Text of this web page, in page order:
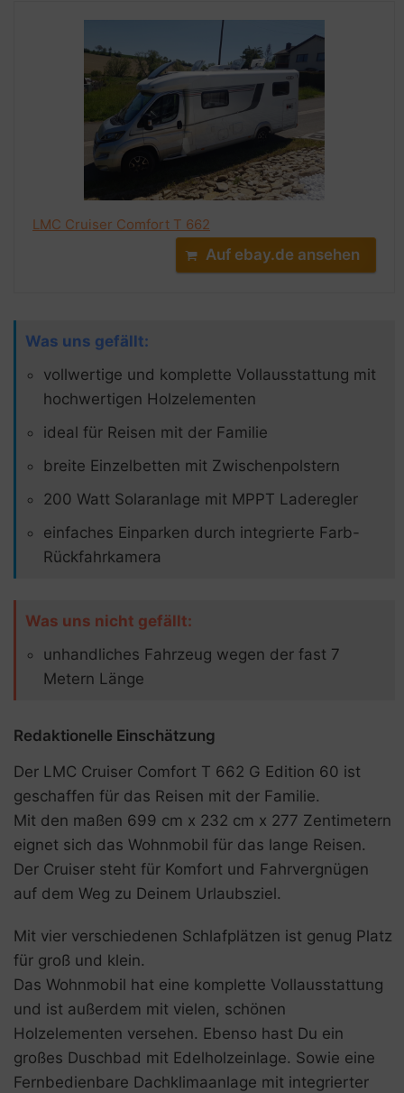
LMC Cruiser Comfort T 662
Auf ebay.de ansehen
Was uns gefällt:
vollwertige und komplette Vollausstattung mit
hochwertigen Holzelementen
ideal für Reisen mit der Familie
breite Einzelbetten mit Zwischenpolstern
200 Watt Solaranlage mit MPPT Laderegler
einfaches Einparken durch integrierte Farb-
Rückfahrkamera
Was uns nicht gefällt:
unhandliches Fahrzeug wegen der fast 7
Metern Länge
Redaktionelle Einschätzung
Der LMC Cruiser Comfort T 662 G Edition 60 ist
geschaffen für das Reisen mit der Familie.
Mit den maßen 699 cm x 232 cm x 277 Zentimetern
eignet sich das Wohnmobil für das lange Reisen.
Der Cruiser steht für Komfort und Fahrvergnügen
auf dem Weg zu Deinem Urlaubsziel.
Mit vier verschiedenen Schlafplätzen ist genug Platz
für groß und klein.
Das Wohnmobil hat eine komplette Vollausstattung
und ist außerdem mit vielen, schönen
Holzelementen versehen. Ebenso hast Du ein
großes Duschbad mit Edelholzeinlage. Sowie eine
Fernbedienbare Dachklimaanlage mit integrierter